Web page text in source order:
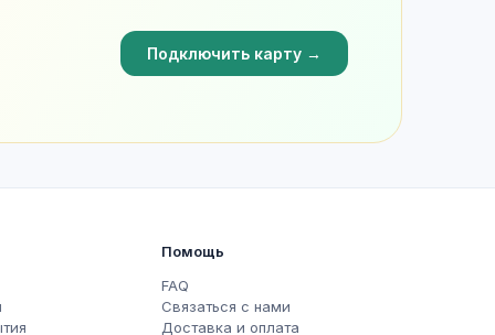
Подключить карту →
Помощь
FAQ
Связаться с нами
Доставка и оплата